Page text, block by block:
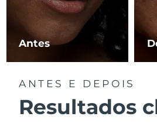
Antes
ANTES E DEPOIS
Resultados
Luxemburgo
Macau, RAE da
China
Malásia
Malta